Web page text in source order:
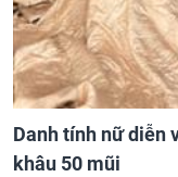
Danh tính nữ diễn
khâu 50 mũi